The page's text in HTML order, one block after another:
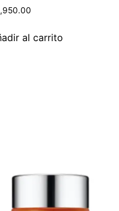
al carrito